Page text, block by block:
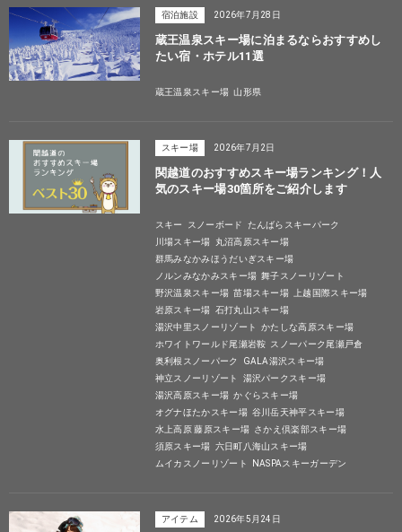
宿泊施設 2026年7月28日
蔵王温泉スキー場に泊まるならおすすめし
たい宿・ホテル11選
蔵王温泉スキー場 山形県
スキー場 2026年7月2日
関越道のおすすめスキー場ランキング！人
気のスキー場30箇所をご紹介します
スキー スノーボード
たんばらスキーパーク
川場スキー場
丸沼高原スキー場
群馬みなかみほうだいぎスキー場
ノルンみなかみスキー場 舞子スノーリゾート
野沢温泉スキー場 苗場スキー場
上越国際スキー場
岩原スキー場 石打丸山スキー場
湯沢中里スノーリゾート
かたしな高原スキー場
ホワイトワールド尾瀬岩鞍 スノーパーク尾瀬戸倉
奥利根スノーパーク
GALA湯沢スキー場
神立スノーリゾート
湯沢パークスキー場
湯沢高原スキー場 かぐらスキー場
オグナほたかスキー場 谷川岳天神平スキー場
水上高原 藤原スキー場 さかえ倶楽部スキー場
須原スキー場 六日町八海山スキー場
ムイカスノーリゾート
NASPAスキーガーデン
アイテム 2026年5月24日